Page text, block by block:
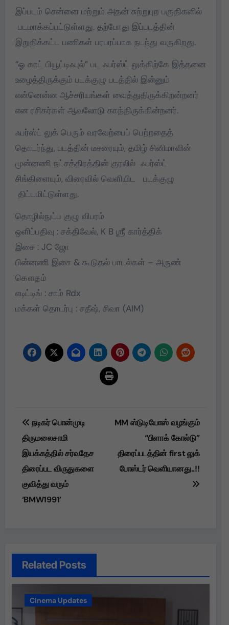
இப்படம் சென்னை மற்றும் அதன் சுற்றுபுற பகுதிகளில்
படமாக்கப்பட்டுள்ளது. தற்போது இப்படத்தின்
இறுதிக்கட்ட பணிகள் பரபரப்பாக நடந்து வருகிறது.
“ஓ காட் பியூட்டிஃபுல்” பட ஃபர்ஸ்ட் லுக்கிற்கே இத்தனை
உழைத்திருக்கும் படக்குழு படத்தில் இன்னும்
என்னென்ன ஆச்சரியங்கள் வைத்துதிருக்கிறன்றனர்
என ரசிகர்கள் ஆவலோடு காத்திருக்கின்றனர்.
ஃபர்ஸ்ட் லுக் பெரும் வரவேற்பைப் பெற்றதைத்
தொடர்ந்து, படத்தின் டீசரையும், தமிழ் சினிமாவின்
முன்னணி நட்சத்திரத்தின் குரலில் ஃபர்ஸ்ட்
சிங்கிளையும், விரைவில் வெளியிட படக்குழு
திட்டமிட்டுள்ளது.
தொழில்நுட்ப குழு விபரம்
ஒளிப்பதிவு : சக்திவேல், K B ஶ்ரீ கார்த்திக்
இசை : JC ஜோ
பின்னணி இசை & கூடுதல் பாடல்கள் – அருண்
கௌதம்
எடிட்டிங் : சாம் Rdx
மக்கள் தொடர்பு : சதீஷ், சிவா (AIM)
Post
navigation
நடிகர் பொன்முடி
திருமலைசாமி
இயக்கத்தில் சர்வதேச
திரைப்பட விருதுகளை
குவித்து வரும்
‘BMW1991’
MM ஸ்டுடியோஸ் வழங்கும்
“பிளாக் கோல்டு”
திரைப்படத்தின் first லுக்
போஸ்டர் வெளியானது..!!
Related Posts
Cinema Updates